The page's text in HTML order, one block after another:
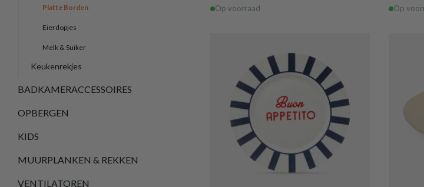
Platte Borden
Eierdopjes
Melk & Suiker
Keukenrekjes
BADKAMERACCESSOIRES
OPBERGEN
KIDS
MUURPLANKEN & REKKEN
VENTILATOREN
Op voorraad Op